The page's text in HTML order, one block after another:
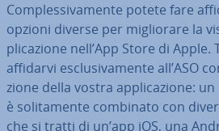
Com­ples­si­va­men­te potete fare
opzioni diverse per mi­glio­ra­re la
pli­ca­zio­ne nell’App Store di
affidarvi esclu­si­va­men­te all’ASO
zio­ne della vostra ap­pli­ca­zio­ne:
è so­li­ta­men­te combinato con
che si tratti di un’app iOS, una